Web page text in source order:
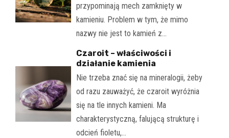
przypominają mech zamknięty w
kamieniu. Problem w tym, że mimo
nazwy nie jest to kamień z…
Czaroit – właściwości i
działanie kamienia
Nie trzeba znać się na mineralogii, żeby
od razu zauważyć, że czaroit wyróżnia
się na tle innych kamieni. Ma
charakterystyczną, falującą strukturę i
odcień fioletu,…